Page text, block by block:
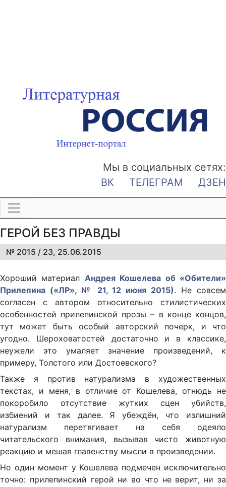
Мы в социальных сетях:
ВК
ТЕЛЕГРАМ ДЗЕН
ГЕРОЙ БЕЗ ПРАВДЫ
№ 2015 / 23, 25.06.2015
Хороший материал Андрея Кошелева об «Обители»
Прилепина («ЛР», № 21, 12 июня 2015). Не совсем
согласен с автором относительно стилистических
особенностей прилепинской прозы – в конце концов,
тут может быть особый авторский почерк, и что
угодно. Шероховатостей достаточно и в классике,
неужели это умаляет значение произведений, к
примеру, Толстого или Достоевского?
Также я против натурализма в художественных
текстах, и меня, в отличие от Кошелева, отнюдь не
покоробило отсутствие жутких сцен убийств,
избиений и так далее. Я убеждён, что излишний
натурализм перетягивает на себя одеяло
читательского внимания, вызывая чисто животную
реакцию и мешая главенству мысли в произведении.
Но один момент у Кошелева подмечен исключительно
точно: прилепинский герой ни во что не верит, ни за